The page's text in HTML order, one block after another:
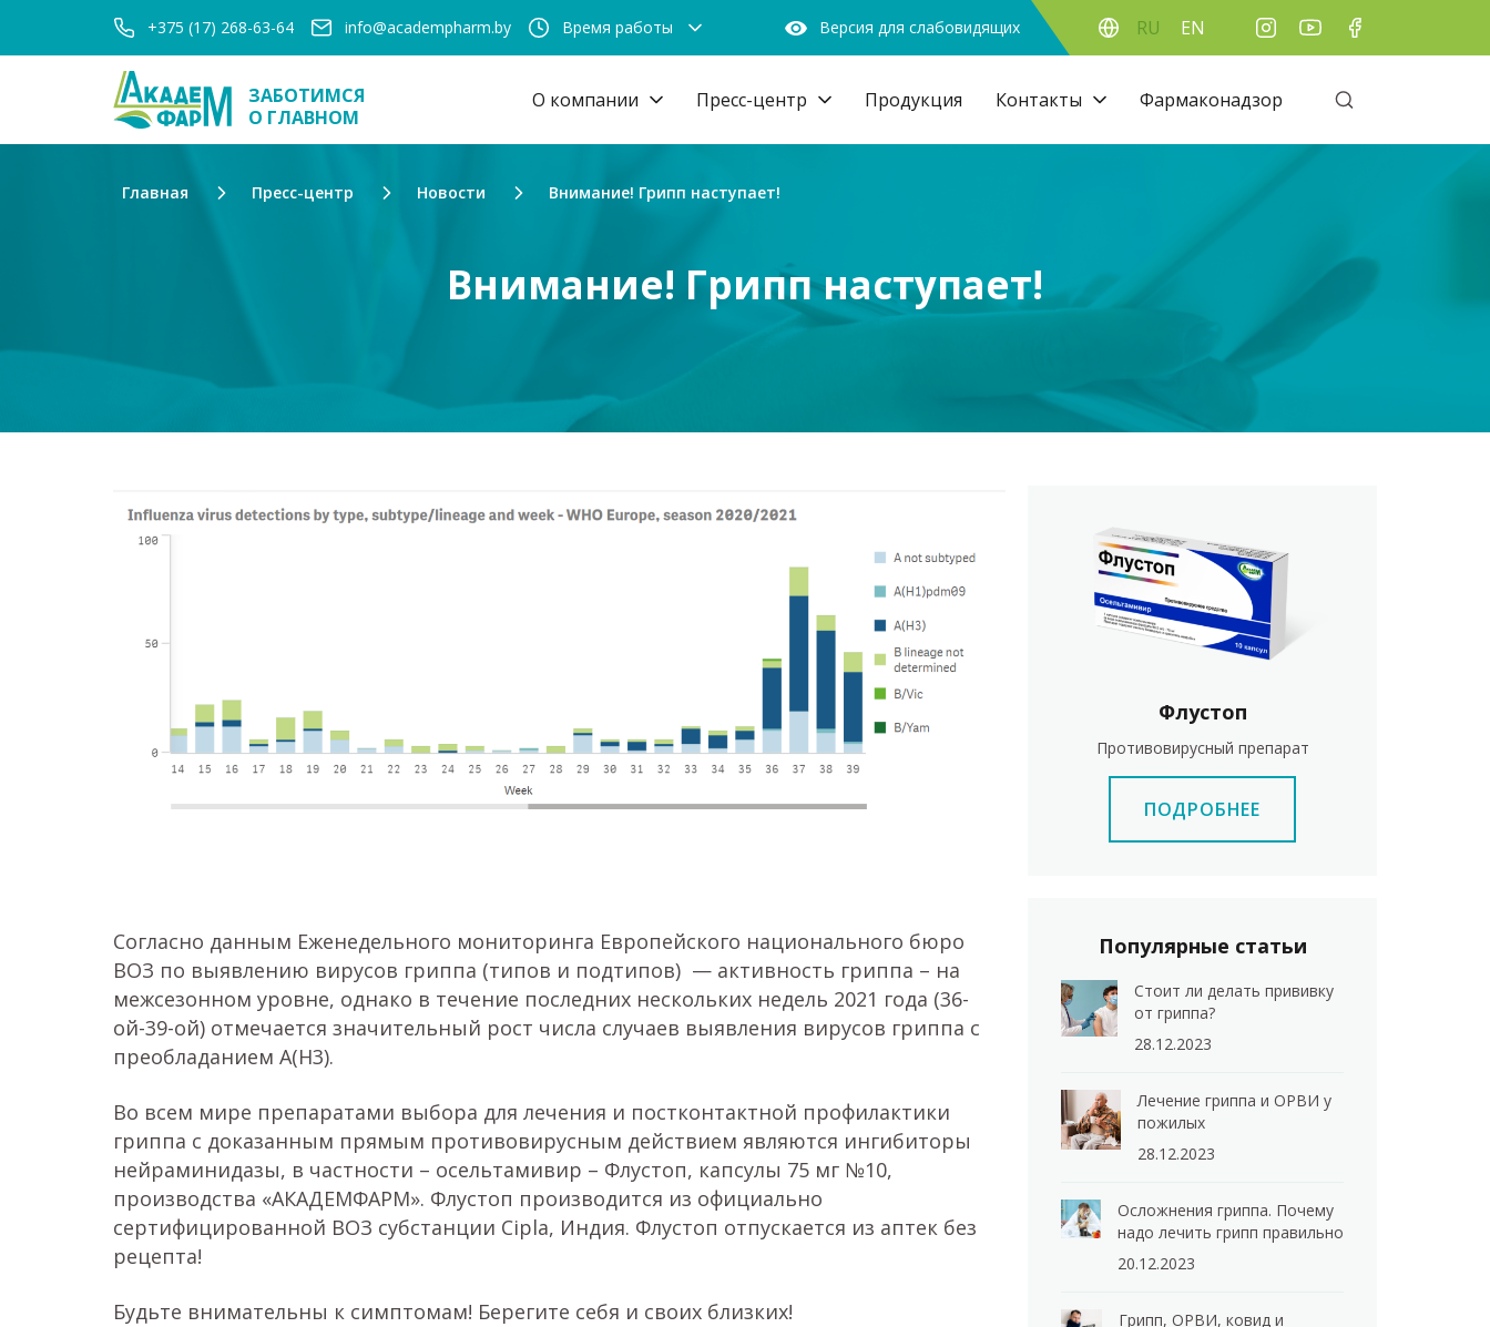
+375 (17) 268-63-64 info@academpharm.by Время работы Версия для слабовидящих RU EN
ЗАБОТИМСЯ
О ГЛАВНОМ
О компании Пресс-центр Продукция Контакты Фармаконадзор
Главная Пресс-центр Новости Внимание! Грипп наступает!
Внимание! Грипп наступает!
Флустоп
Противовирусный препарат
ПОДРОБНЕЕ
Популярные статьи
Стоит ли делать прививку
от гриппа?
28.12.2023
Лечение гриппа и ОРВИ у
пожилых
28.12.2023
Осложнения гриппа. Почему
надо лечить грипп правильно
20.12.2023
Грипп, ОРВИ, ковид и
Согласно данным Еженедельного мониторинга Европейского национального бюро
ВОЗ по выявлению вирусов гриппа (типов и подтипов) — активность гриппа – на
межсезонном уровне, однако в течение последних нескольких недель 2021 года (36-
ой-39-ой) отмечается значительный рост числа случаев выявления вирусов гриппа с
преобладанием А(Н3).
Во всем мире препаратами выбора для лечения и постконтактной профилактики
гриппа с доказанным прямым противовирусным действием являются ингибиторы
нейраминидазы, в частности – осельтамивир – Флустоп, капсулы 75 мг №10,
производства «АКАДЕМФАРМ». Флустоп производится из официально
сертифицированной ВОЗ субстанции Cipla, Индия. Флустоп отпускается из аптек без
рецепта!
Будьте внимательны к симптомам! Берегите себя и своих близких!